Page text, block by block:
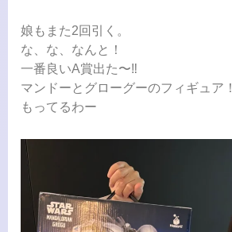
娘もまた2回引く。
な、な、なんと！
一番良いA賞出た〜‼️
マンドーとグローグーのフィギュア！
もってるわー